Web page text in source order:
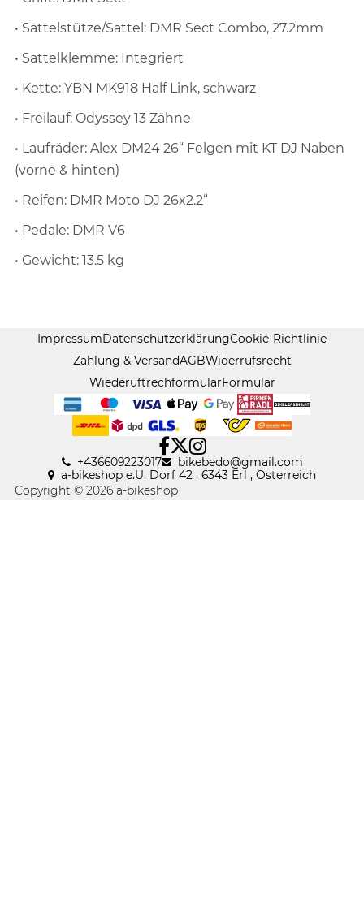
• Sattelstütze/Sattel: DMR Sect Combo, 27.2mm
• Sattelklemme: Integriert
• Kette: YBN MK918 Half Link, schwarz
• Freilauf: Odyssey 13 Zähne
• Laufräder: Alex DM24 26“ Felgen mit KT DJ Naben
(vorne & hinten)
• Reifen: DMR Moto DJ 26x2.2“
• Pedale: DMR V6
• Gewicht: 13.5 kg
ImpressumDatenschutzerklärungCookie-Richtlinie
Zahlung & VersandAGBWiderrufsrecht
WiederuftrechformularFormular
+436609223017 bikebedo@gmail .com
a-bikeshop e.U. Dorf 42 , 6343 Erl , Österreich
Copyright © 2026 a-bikeshop